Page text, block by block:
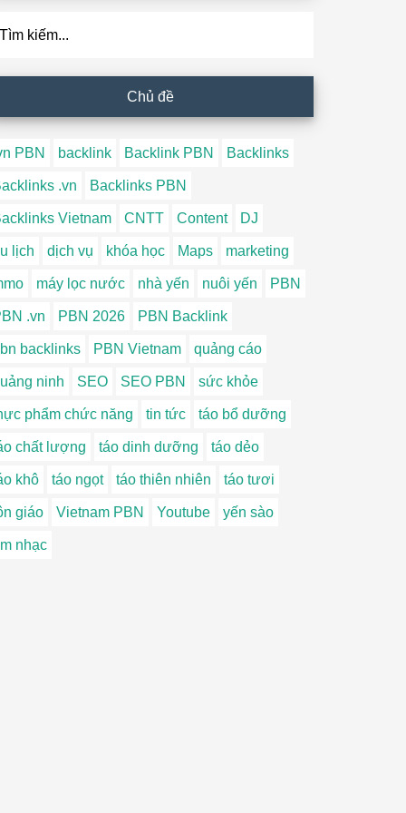
Chủ đề
PBN backlink Backlink PBN Backlinks
.vn Backlinks PBN
Vietnam CNTT Content DJ
lịch dịch vụ khóa học Maps marketing
máy lọc nước nhà yến nuôi yến PBN
.vn PBN 2026 PBN Backlink
backlinks PBN Vietnam quảng cáo
ninh SEO SEO PBN sức khỏe
phẩm chức năng tin tức táo bổ dưỡng
chất lượng táo dinh dưỡng táo dẻo
khô táo ngọt táo thiên nhiên táo tươi
giáo Vietnam PBN Youtube yến sào
nhạc